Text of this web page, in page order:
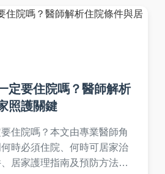
定要住院嗎？醫師解析
照護關鍵
住院嗎？本文由專業醫師角
時必須住院、何時可居家治
居家護理指南及預防方法，